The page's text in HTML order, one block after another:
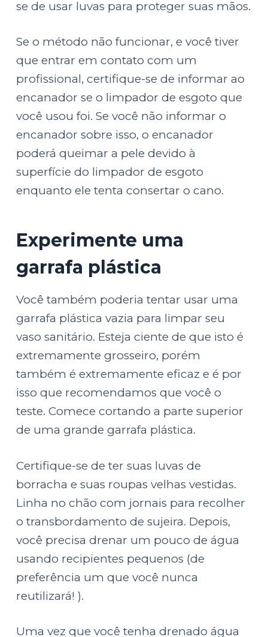
se de usar luvas para proteger suas mãos.
Se o método não funcionar, e você tiver
que entrar em contato com um
profissional, certifique-se de informar ao
encanador se o limpador de esgoto que
você usou foi. Se você não informar o
encanador sobre isso, o encanador
poderá queimar a pele devido à
superfície do limpador de esgoto
enquanto ele tenta consertar o cano.
Experimente uma
garrafa plástica
Você também poderia tentar usar uma
garrafa plástica vazia para limpar seu
vaso sanitário. Esteja ciente de que isto é
extremamente grosseiro, porém
também é extremamente eficaz e é por
isso que recomendamos que você o
teste. Comece cortando a parte superior
de uma grande garrafa plástica.
Certifique-se de ter suas luvas de
borracha e suas roupas velhas vestidas.
Linha no chão com jornais para recolher
o transbordamento de sujeira. Depois,
você precisa drenar um pouco de água
usando recipientes pequenos (de
preferência um que você nunca
reutilizará! ).
Uma vez que você tenha drenado água